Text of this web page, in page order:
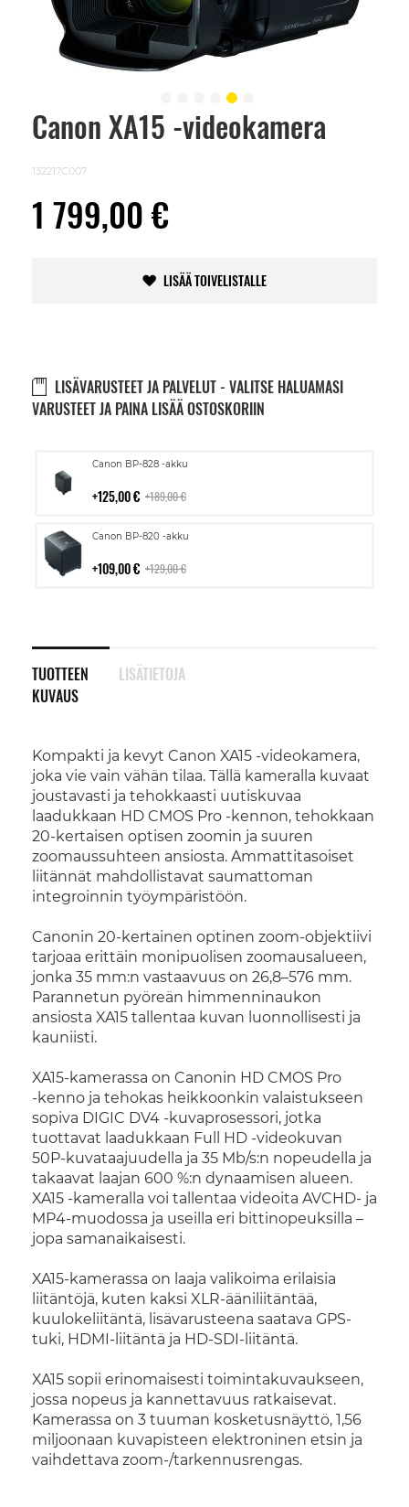
Canon XA15 -videokamera
132217C007
1 799,00 €
LISÄÄ TOIVELISTALLE
LISÄVARUSTEET JA PALVELUT - VALITSE HALUAMASI
VARUSTEET JA PAINA LISÄÄ OSTOSKORIIN
Canon BP-828 -akku
125,00 € 189,00 €
Lisää
Canon BP-820 -akku
109,00 € 129,00 €
Lisää
TUOTTEEN
KUVAUS
Kompakti ja kevyt Canon XA15 -videokamera,
joka vie vain vähän tilaa. Tällä kameralla kuvaat
joustavasti ja tehokkaasti uutiskuvaa
laadukkaan HD CMOS Pro -kennon, tehokkaan
20-kertaisen optisen zoomin ja suuren
zoomaussuhteen ansiosta. Ammattitasoiset
liitännät mahdollistavat saumattoman
integroinnin työympäristöön.
Canonin 20‑kertainen optinen zoom-objektiivi
tarjoaa erittäin monipuolisen zoomausalueen,
jonka 35 mm:n vastaavuus on 26,8–576 mm.
Parannetun pyöreän himmenninaukon
ansiosta XA15 tallentaa kuvan luonnollisesti ja
kauniisti.
XA15‑kamerassa on Canonin HD CMOS Pro
‑kenno ja tehokas heikkoonkin valaistukseen
sopiva DIGIC DV4 ‑kuvaprosessori, jotka
tuottavat laadukkaan Full HD ‑videokuvan
50P‑kuvataajuudella ja 35 Mb/s:n nopeudella ja
takaavat laajan 600 %:n dynaamisen alueen.
XA15 ‑kameralla voi tallentaa videoita AVCHD‑ ja
MP4‑muodossa ja useilla eri bittinopeuksilla –
jopa samanaikaisesti.
XA15-kamerassa on laaja valikoima erilaisia
liitäntöjä, kuten kaksi XLR-ääniliitäntää,
kuulokeliitäntä, lisävarusteena saatava GPS-
tuki, HDMI-liitäntä ja HD-SDI-liitäntä.
XA15 sopii erinomaisesti toimintakuvaukseen,
jossa nopeus ja kannettavuus ratkaisevat.
Kamerassa on 3 tuuman kosketusnäyttö, 1,56
miljoonaan kuvapisteen elektroninen etsin ja
vaihdettava zoom-/tarkennusrengas.
LISÄTIETOJA
Skip
images